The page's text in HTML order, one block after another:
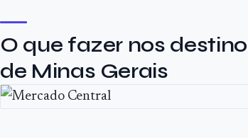
O que fazer nos
de Minas Gerais